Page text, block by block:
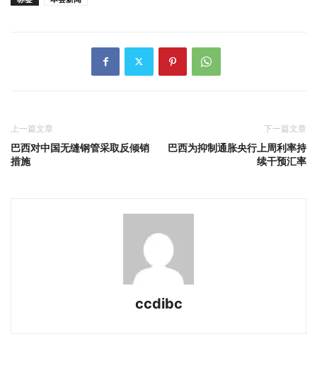
上一篇文章
巴西对中国无缝钢管采取反倾销
措施
下一篇文章
巴西为抑制通胀央行上周利率持
续干预汇率
ccdibc